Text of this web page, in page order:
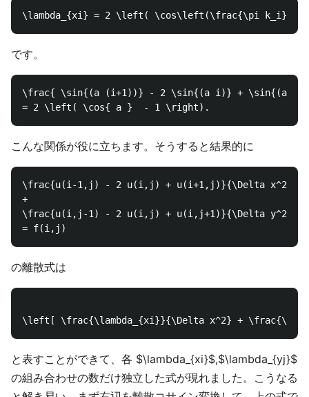
です。
\frac{ \sin{(a (i+1))} - 2 \sin{(a i)} + \sin{(a
こんな関係が役に立ちます。そうすると結果的に
\frac{u(i-1,j) - 2 u(i,j) + u(i+1,j)}{\Delta x^2}
+
\frac{u(i,j-1) - 2 u(i,j) + u(i,j+1)}{\Delta y^2}
の離散式は
と表すことができて、各 $\lambda_{xi}$,$\lambda_{yj}$
の組み合わせの数だけ独立した式が現れました。こうなる